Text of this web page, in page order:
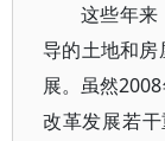
这些年来
导的土地和
展。虽然
改革发展若